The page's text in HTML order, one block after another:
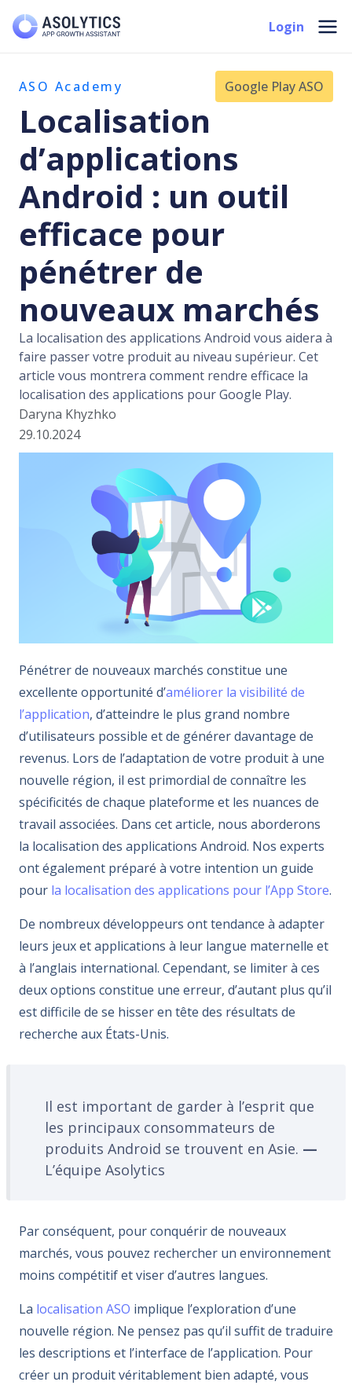
Login
ASO Academy Google Play ASO
Localisation
d’applications
Android : un outil
efficace pour
pénétrer de
nouveaux marchés
La localisation des applications Android vous aidera à
faire passer votre produit au niveau supérieur. Cet
article vous montrera comment rendre efficace la
localisation des applications pour Google Play.
Daryna Khyzhko
29.10.2024
Pénétrer de nouveaux marchés constitue une
excellente opportunité d’améliorer la visibilité de
l’application, d’atteindre le plus grand nombre
d’utilisateurs possible et de générer davantage de
revenus. Lors de l’adaptation de votre produit à une
nouvelle région, il est primordial de connaître les
spécificités de chaque plateforme et les nuances de
travail associées. Dans cet article, nous aborderons
la localisation des applications Android. Nos experts
ont également préparé à votre intention un guide
pour la localisation des applications pour l’App Store.
De nombreux développeurs ont tendance à adapter
leurs jeux et applications à leur langue maternelle et
à l’anglais international. Cependant, se limiter à ces
deux options constitue une erreur, d’autant plus qu’il
est difficile de se hisser en tête des résultats de
recherche aux États-Unis.
Il est important de garder à l’esprit que
les principaux consommateurs de
produits Android se trouvent en Asie. —
L’équipe Asolytics
Par conséquent, pour conquérir de nouveaux
marchés, vous pouvez rechercher un environnement
moins compétitif et viser d’autres langues.
La localisation ASO implique l’exploration d’une
nouvelle région. Ne pensez pas qu’il suffit de traduire
les descriptions et l’interface de l’application. Pour
créer un produit véritablement bien adapté, vous